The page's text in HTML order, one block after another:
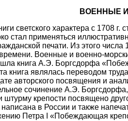
ВОЕННЫЕ
светского характера с 1708
стал применяться
печати. Из этого
Военные и военно-
книга А.Э. Боргсдорфа
книга являлась переводом
авторского посвящения и
сочинение А.Э.
крепости посвящено
в России и также
Петра I «Побеждающая